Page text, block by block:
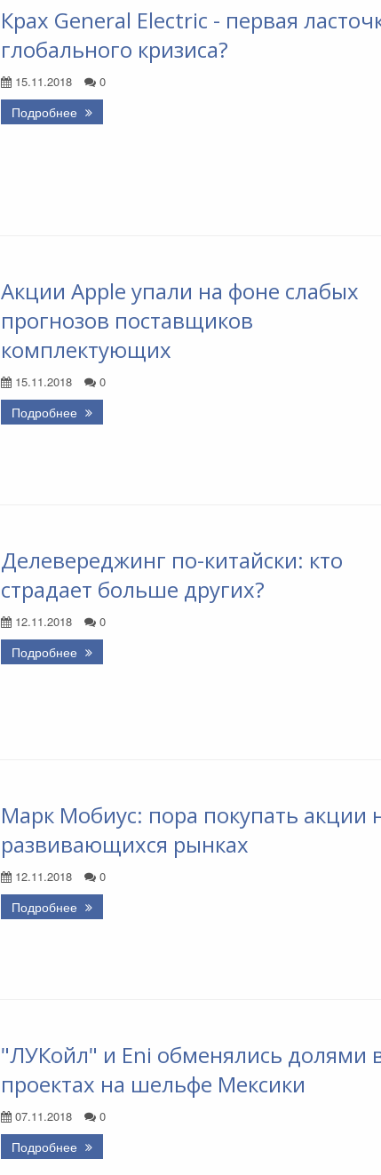
Крах General Electric - первая
глобального кризиса?
15.11.2018 0
Подробнее
Акции Apple упали на фоне слабых
прогнозов поставщиков
комплектующих
15.11.2018 0
Подробнее
Делевереджинг по-китайски: кто
страдает больше других?
12.11.2018 0
Подробнее
Марк Мобиус: пора покупать акции
развивающихся рынках
12.11.2018 0
Подробнее
"ЛУКойл" и Eni обменялись долями
проектах на шельфе Мексики
07.11.2018 0
Подробнее